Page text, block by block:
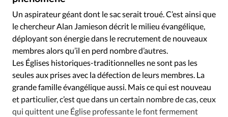
Tous les articles
Actualité internationale
Chronique
Culture
Dossier
Eglises Foi Génération réveil
Monde
Opinions
Publireportage
Relations Aujourd'hui
Société
Tour du monde des Eglises
Trait d'Ixène
Vécu
Vie Intérieure
Un aspirateur géant dont le sac serait troué. C’est ainsi que
le chercheur Alan Jamieson décrit le milieu évangélique,
déployant son énergie dans le recrutement de nouveaux
membres alors qu’il en perd nombre d’autres.
Les Églises historiques-traditionnelles ne sont pas les
seules aux prises avec la défection de leurs membres. La
grande famille évangélique aussi. Mais ce qui est nouveau
et particulier, c’est que dans un certain nombre de cas, ceux
qui quittent une Église professante le font fermement